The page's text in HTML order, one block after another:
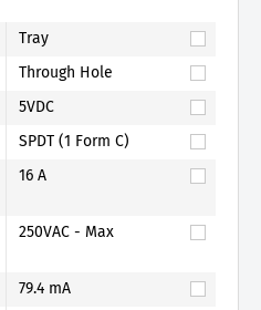
Tray
Through Hole
5VDC
SPDT (1 Form C)
16 A
250VAC - Max
79.4 mA